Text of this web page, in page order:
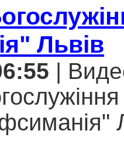
Львів
|